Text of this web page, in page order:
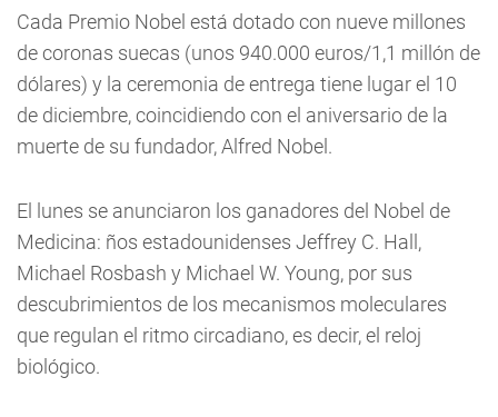
Cada Premio Nobel está dotado con nueve millones
de coronas suecas (unos 940.000 euros/1,1 millón de
dólares) y la ceremonia de entrega tiene lugar el 10
de diciembre, coincidiendo con el aniversario de la
muerte de su fundador, Alfred Nobel.
El lunes se anunciaron los ganadores del Nobel de
Medicina: ños estadounidenses Jeffrey C. Hall,
Michael Rosbash y Michael W. Young, por sus
descubrimientos de los mecanismos moleculares
que regulan el ritmo circadiano, es decir, el reloj
biológico.